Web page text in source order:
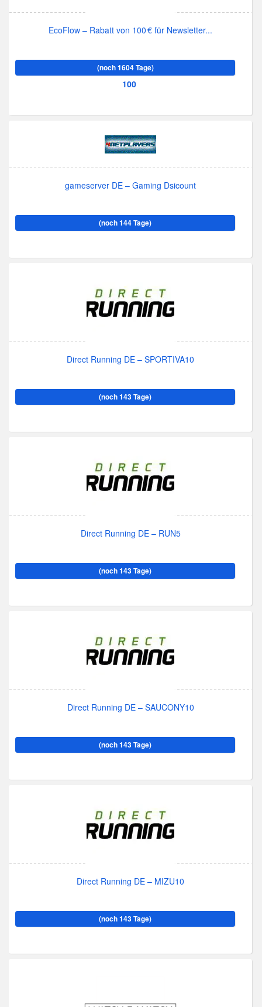
EcoFlow – Rabatt von 100 € für Newsletter...
(noch 1604 Tage)
100
gameserver DE – Gaming Dsicount
(noch 144 Tage)
Direct Running DE – SPORTIVA10
(noch 143 Tage)
Direct Running DE – RUN5
(noch 143 Tage)
Direct Running DE – SAUCONY10
(noch 143 Tage)
Direct Running DE – MIZU10
(noch 143 Tage)